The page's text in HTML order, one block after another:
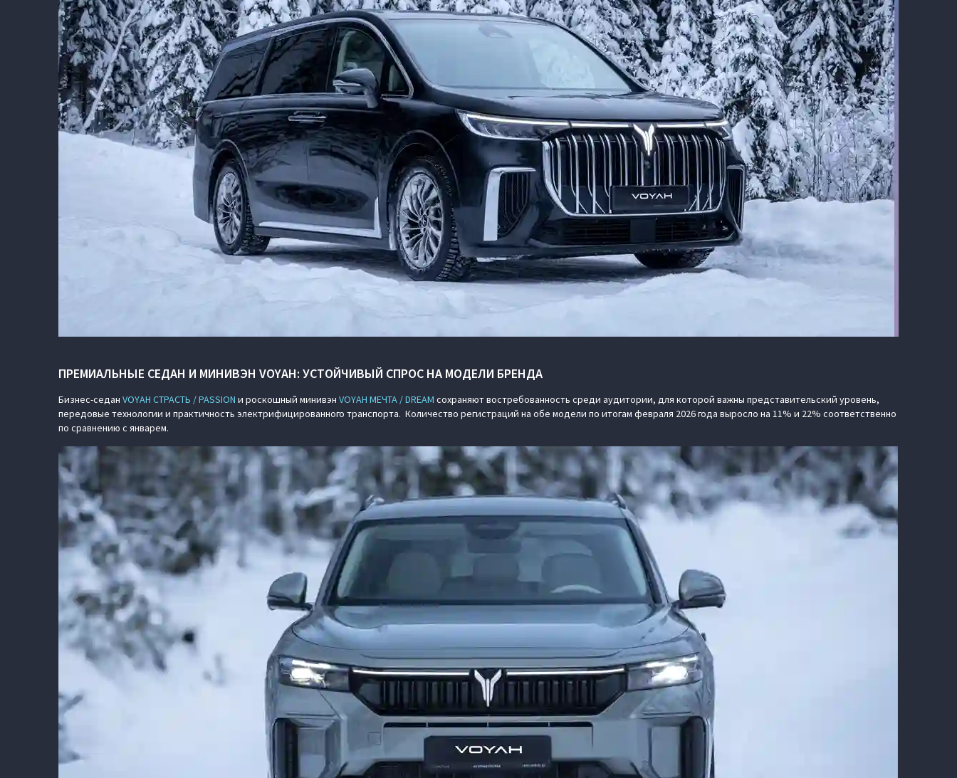
ПРЕМИАЛЬНЫЕ СЕДАН И МИНИВЭН VOYAH: УСТОЙЧИВЫЙ СПРОС НА МОДЕЛИ БРЕНДА
Бизнес-седан VOYAH СТРАСТЬ / PASSION и роскошный минивэн VOYAH МЕЧТА / DREAM сохраняют востребованность среди аудитории, для которой важны представительский уровень,
передовые технологии и практичность электрифицированного транспорта. Количество регистраций на обе модели по итогам февраля 2026 года выросло на 11% и 22% соответственно
по сравнению с январем.